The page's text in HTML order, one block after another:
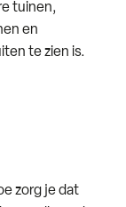
tuinen,
en
te zien is.
zorg je dat